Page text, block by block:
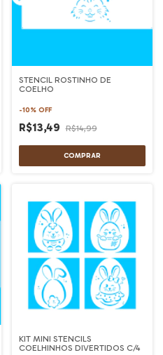
STENCIL ROSTINHO DE
COELHO
-10% OFF
R$13,49 R$14,99
KIT MINI STENCILS
COELHINHOS DIVERTIDOS C/4